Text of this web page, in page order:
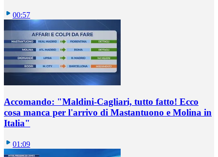
00:57
Accomando: "Maldini-Cagliari, tutto fatto! Ecco
cosa manca per l'arrivo di Mastantuono e Molina in
Italia"
01:09